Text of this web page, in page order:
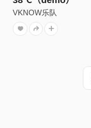
VKNOW乐队